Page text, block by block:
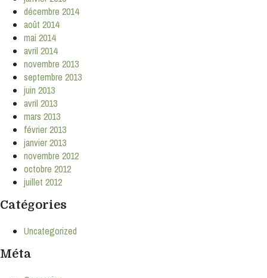
décembre 2014
août 2014
mai 2014
avril 2014
novembre 2013
septembre 2013
juin 2013
avril 2013
mars 2013
février 2013
janvier 2013
novembre 2012
octobre 2012
juillet 2012
Catégories
Uncategorized
Méta